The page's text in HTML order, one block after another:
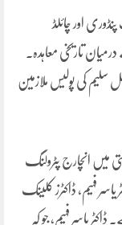
اور چائلڈ
تاریخی معاہدہ۔
سلیم کی پولیس ملازمین
میں انچارج پٹرولنگ
فہیم، ڈاکٹرز کلینک
یاسر فہیم، جو کہ